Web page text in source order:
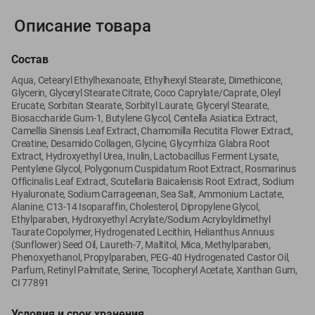
Корпоративный сайт Green
©2026ООО «ГРИНрозница» - Доставка продуктов питания в
Минске.
Юридическая информация и условия пользовательского
соглашения
Номер уполномоченных рассматривать обращения покупателей в
соответствии с законодательством об обращениях граждан и
юридических лиц: Отдел торговли и услуг Администрации
Фрунзенского района г. Минска + 375 17 272 73 84 .
Номер и адрес электронной почты лица, уполномоченного
продавцом рассматривать обращения покупателей о нарушении их
прав, предусмотренных законодательством о защите прав
потребителей: +375 44 560-60-61, shop@green-dostavka.by.
Описание товара
Состав
Aqua, Cetearyl Ethylhexanoate, Ethylhexyl Stearate, Dimethicone,
Glycerin, Glyceryl Stearate Citrate, Coco Caprylate/Caprate, Oleyl
Erucate, Sorbitan Stearate, Sorbityl Laurate, Glyceryl Stearate,
Biosaccharide Gum-1, Butylene Glycol, Centella Asiatica Extract,
Camellia Sinensis Leaf Extract, Chamomilla Recutita Flower Extract,
Creatine, Desamido Collagen, Glycine, Glycyrrhiza Glabra Root
Extract, Hydroxyethyl Urea, Inulin, Lactobacillus Ferment Lysate,
Pentylene Glycol, Polygonum Cuspidatum Root Extract, Rosmarinus
Officinalis Leaf Extract, Scutellaria Baicalensis Root Extract, Sodium
Hyaluronate, Sodium Carrageenan, Sea Salt, Ammonium Lactate,
Alanine, C13-14 Isoparaffin, Cholesterol, Dipropylene Glycol,
Ethylparaben, Hydroxyethyl Acrylate/Sodium Acryloyldimethyl
Taurate Copolymer, Hydrogenated Lecithin, Helianthus Annuus
(Sunflower) Seed Oil, Laureth-7, Maltitol, Mica, Methylparaben,
Phenoxyethanol, Propylparaben, PEG-40 Hydrogenated Castor Oil,
Parfum, Retinyl Palmitate, Serine, Tocopheryl Acetate, Xanthan Gum,
CI 77891